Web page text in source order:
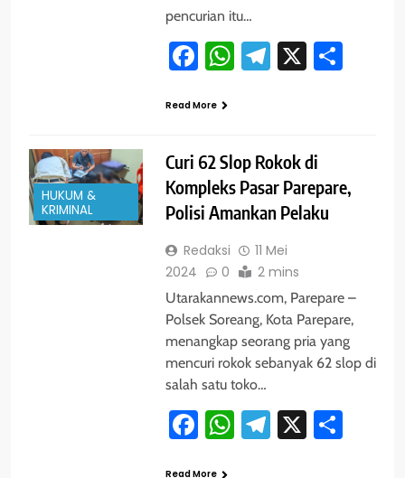
pencurian itu…
Facebook
WhatsApp
Telegram
X
Read More
HUKUM &
KRIMINAL
Curi 62 Slop Rokok di
Kompleks Pasar Parepare,
Polisi Amankan Pelaku
Redaksi
11 Mei
2024
0 2 mins
Utarakannews.com, Parepare –
Polsek Soreang, Kota Parepare,
menangkap seorang pria yang
mencuri rokok sebanyak 62 slop di
salah satu toko…
Facebook
WhatsApp
Telegram
X
Read More